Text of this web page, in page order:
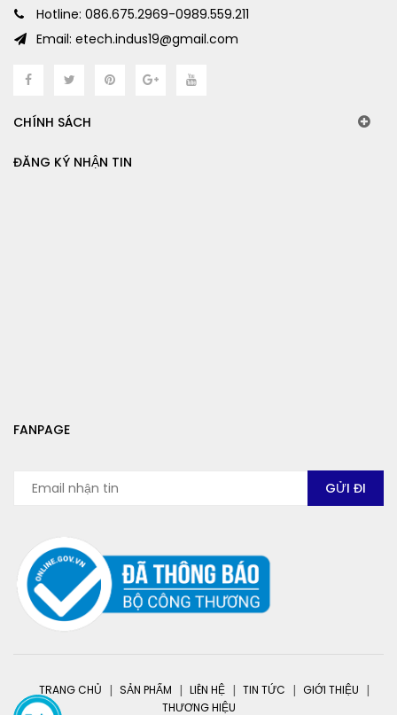
Hotline: 086.675.2969-0989.559.211
Email: etech.indus19@gmail.com
CHÍNH SÁCH
ĐĂNG KÝ NHẬN TIN
FANPAGE
TRANG CHỦ SẢN PHẨM LIÊN HỆ TIN TỨC
GIỚI THIỆU
THƯƠNG HIỆU